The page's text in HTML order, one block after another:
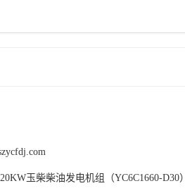
玉柴柴油发电机组（YC6C1660-D30）